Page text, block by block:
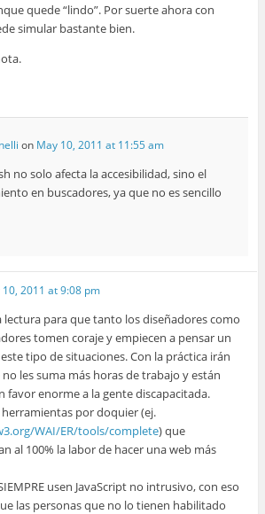
quede “lindo”. Por suerte ahora con
simular bastante bien.
on May 10, 2011 at 11:55 am
no solo afecta la accesibilidad, sino el
en buscadores, ya que no es sencillo
10, 2011 at 9:08 pm
lectura para que tanto los diseñadores como
tomen coraje y empiecen a pensar un
tipo de situaciones. Con la práctica irán
les suma más horas de trabajo y están
favor enorme a la gente discapacitada.
por doquier (ej.
WAI/ER/tools/complete) que
al 100% la labor de hacer una web más
usen JavaScript no intrusivo, con eso
las personas que no lo tienen habilitado